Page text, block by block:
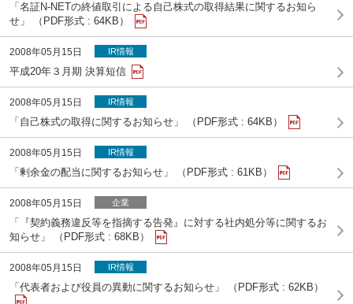
「名証N-NETの終値取引による自己株式の取得結果に関するお知ら
せ」 （PDF形式 : 64KB）
2008年05月15日 IR情報
平成20年３月期 決算短信
2008年05月15日 IR情報
「自己株式の取得に関するお知らせ」 （PDF形式 : 64KB）
2008年05月15日 IR情報
「剰余金の配当に関するお知らせ」 （PDF形式 : 61KB）
2008年05月15日 企業
「『契約義務違反等を指摘する告発』に対する社内処分等に関するお
知らせ」 （PDF形式 : 68KB）
2008年05月15日 IR情報
「代表者および役員の異動に関するお知らせ」 （PDF形式 : 62KB）